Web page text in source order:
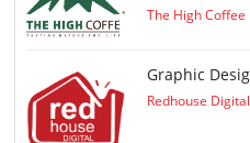
The High Coffee
Graphic
Redhouse